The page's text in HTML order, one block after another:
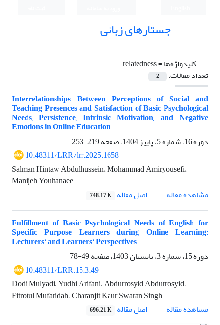
جستارهای زبانی
کلیدواژه‌ها =relatedness
تعداد مقالات:
2
Interrelationships Between Perceptions of Social and
Teaching Presences and Satisfaction of Basic Psychological
Needs, Persistence, Intrinsic Motivation, and Negative
Emotions in Online Education
دوره 16، شماره 5، پاییز 1404، صفحه
219-253
10.48311/LRR/lrr.2025.1658
Salman Hintaw Abdulhussein، Mohammad Amiryousefi،
Manijeh Youhanaee
مشاهده مقاله
اصل مقاله 748.17 K
Fulfillment of Basic Psychological Needs of English for
Specific Purpose Learners during Online Learning:
Lecturers' and Learners' Perspectives
دوره 15، شماره 3، تابستان 1403، صفحه
49-78
10.48311/LRR.15.3.49
Dodi Mulyadi، Yudhi Arifani، Abdurrosyid Abdurrosyid،
Fitrotul Mufaridah، Charanjit Kaur Swaran Singh
مشاهده مقاله
اصل مقاله 696.21 K